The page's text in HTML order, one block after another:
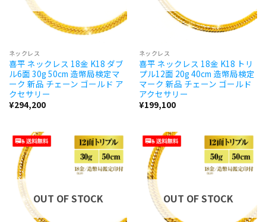
ネックレス
喜平 ネックレス 18金 K18 ダブ
ル6面 30g 50cm 造幣局検定マ
ーク 新品 チェーン ゴールド ア
クセサリー
¥294,200
ネックレス
喜平 ネックレス 18金 K18 トリ
プル12面 20g 40cm 造幣局検定
マーク 新品 チェーン ゴールド
アクセサリー
¥199,100
OUT OF STOCK OUT OF STOCK